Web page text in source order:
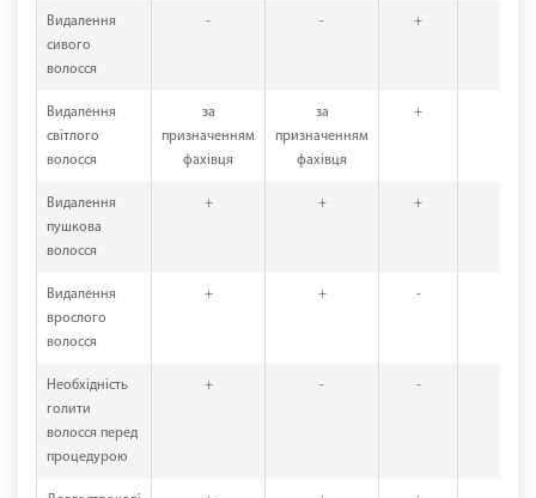
Видалення
сивого
волосся
- - +
Видалення
світлого
волосся
за
призначенням
фахівця
за
призначенням
фахівця
+
Видалення
пушкова
волосся
+ + +
Видалення
врослого
волосся
+ + -
Необхідність
голити
волосся перед
процедурою
+ - -